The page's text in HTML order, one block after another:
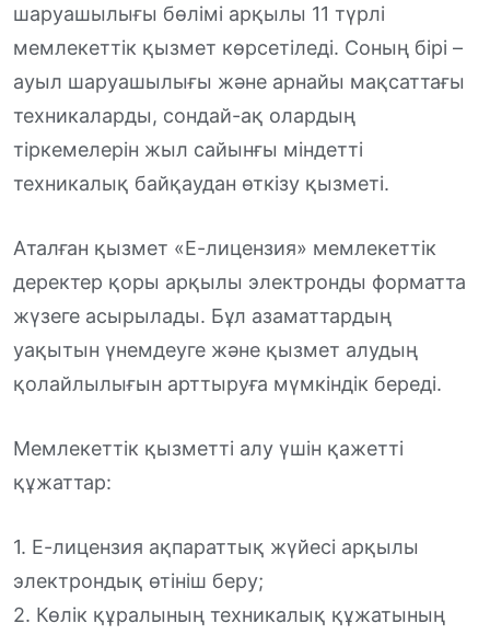
шаруашылығы бөлімі арқылы 11 түрлі
мемлекеттік қызмет көрсетіледі. Соның бірі –
ауыл шаруашылығы және арнайы мақсаттағы
техникаларды, сондай-ақ олардың
тіркемелерін жыл сайынғы міндетті
техникалық байқаудан өткізу қызметі.
Аталған қызмет «Е-лицензия» мемлекеттік
деректер қоры арқылы электронды форматта
жүзеге асырылады. Бұл азаматтардың
уақытын үнемдеуге және қызмет алудың
қолайлылығын арттыруға мүмкіндік береді.
Мемлекеттік қызметті алу үшін қажетті
құжаттар:
1. Е-лицензия ақпараттық жүйесі арқылы
электрондық өтініш беру;
2. Көлік құралының техникалық құжатының